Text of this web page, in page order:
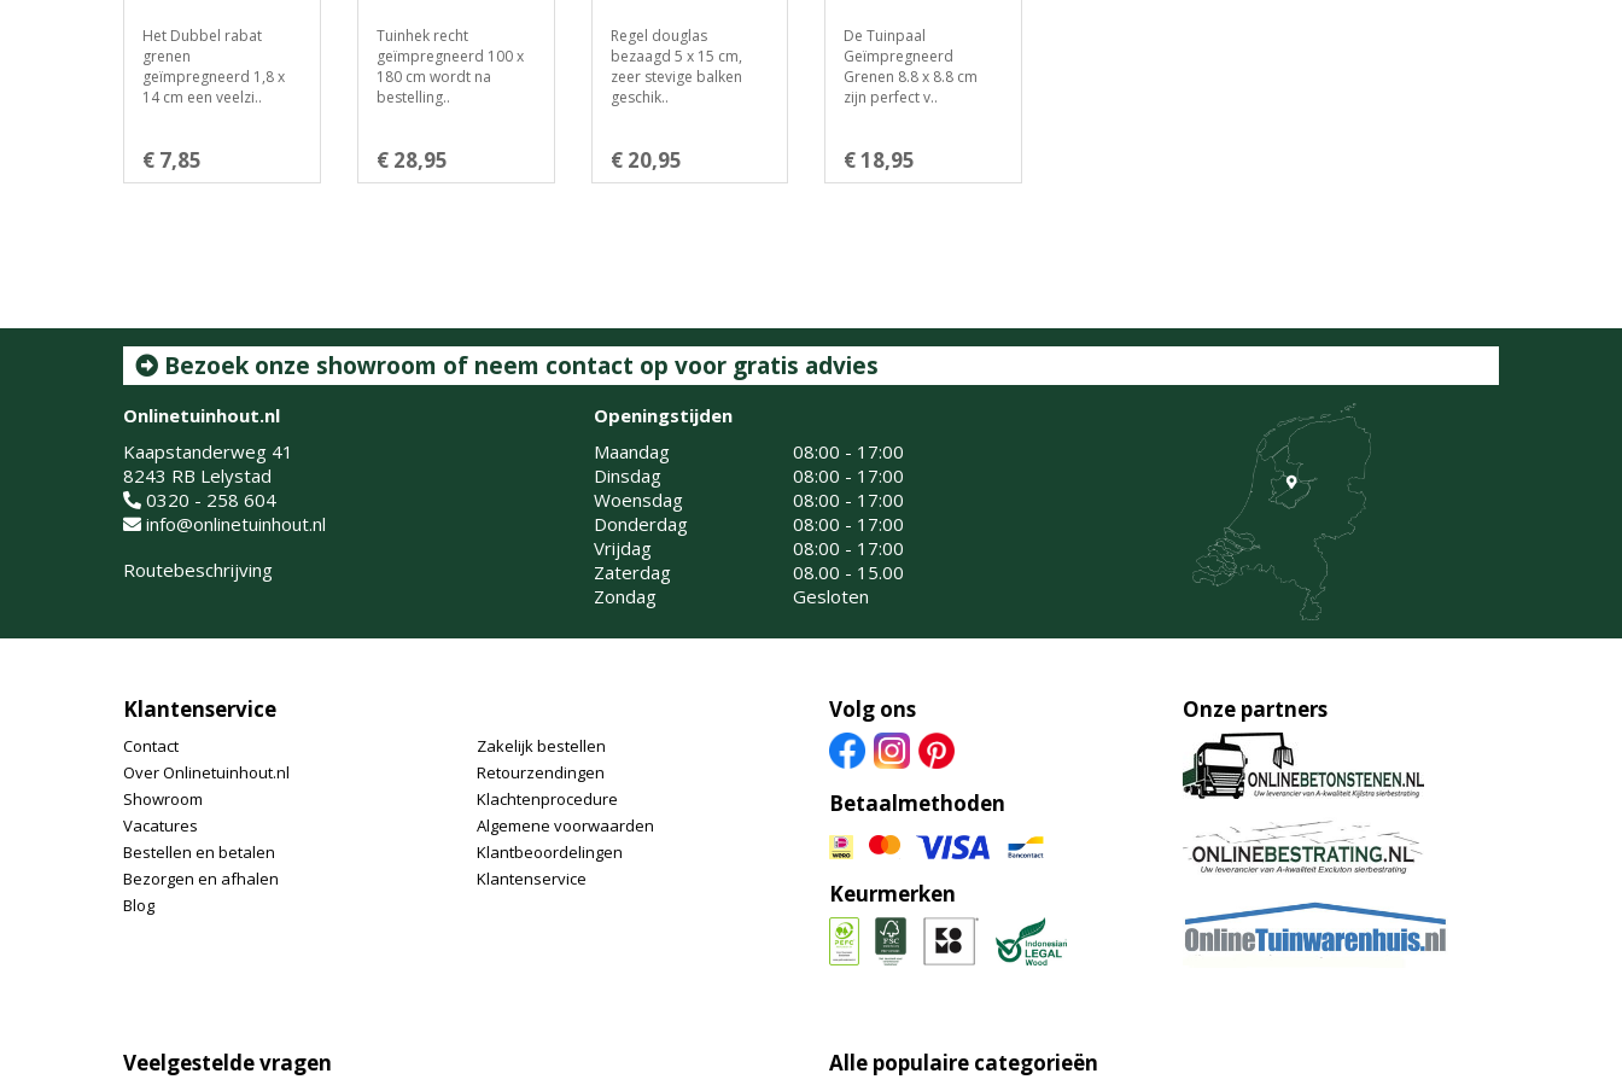
Het Dubbel rabat
grenen
geïmpregneerd 1,8 x
14 cm een veelzi..
€ 7,85
Tuinhek recht
geïmpregneerd 100 x
180 cm wordt na
bestelling..
€ 28,95
Regel douglas
bezaagd 5 x 15 cm,
zeer stevige balken
geschik..
€ 20,95
De Tuinpaal
Geïmpregneerd
Grenen 8.8 x 8.8 cm
zijn perfect v..
€ 18,95
Bezoek onze showroom of neem contact op voor gratis advies
Onlinetuinhout.nl
Kaapstanderweg 41
8243 RB Lelystad
0320 - 258 604
info@onlinetuinhout.nl
Routebeschrijving
Openingstijden
Maandag
08:00 - 17:00
Dinsdag
08:00 - 17:00
Woensdag
08:00 - 17:00
Donderdag
08:00 - 17:00
Vrijdag
08:00 - 17:00
Zaterdag
08.00 - 15.00
Zondag
Gesloten
Klantenservice
Contact
Over Onlinetuinhout.nl
Showroom
Vacatures
Bestellen en betalen
Bezorgen en afhalen
Blog
Zakelijk bestellen
Retourzendingen
Klachtenprocedure
Algemene voorwaarden
Klantbeoordelingen
Klantenservice
Volg ons
Betaalmethoden
Keurmerken
Onze partners
Veelgestelde vragen Alle populaire categorieën